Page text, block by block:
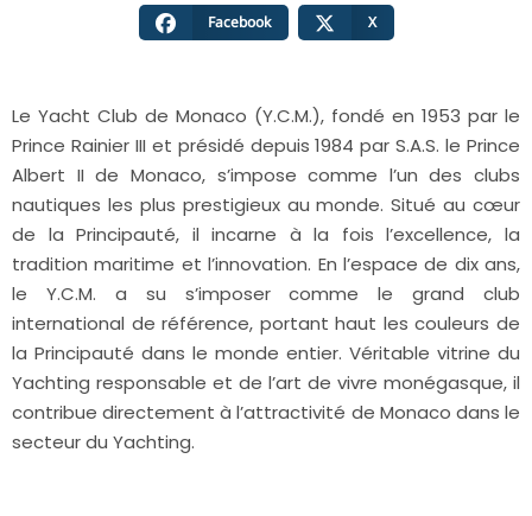
Facebook X
Le Yacht Club de Monaco (Y.C.M.), fondé en 1953 par le
Prince Rainier III et présidé depuis 1984 par S.A.S. le Prince
Albert II de Monaco, s’impose comme l’un des clubs
nautiques les plus prestigieux au monde. Situé au cœur
de la Principauté, il incarne à la fois l’excellence, la
tradition maritime et l’innovation. En l’espace de dix ans,
le Y.C.M. a su s’imposer comme le grand club
international de référence, portant haut les couleurs de
la Principauté dans le monde entier. Véritable vitrine du
Yachting responsable et de l’art de vivre monégasque, il
contribue directement à l’attractivité de Monaco dans le
secteur du Yachting.